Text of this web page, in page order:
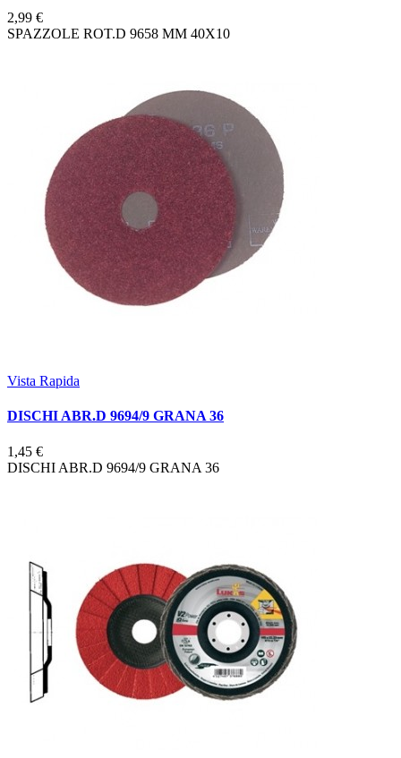
2,99 €
SPAZZOLE ROT.D 9658 MM 40X10
Vista Rapida
DISCHI ABR.D 9694/9 GRANA 36
1,45 €
DISCHI ABR.D 9694/9 GRANA 36